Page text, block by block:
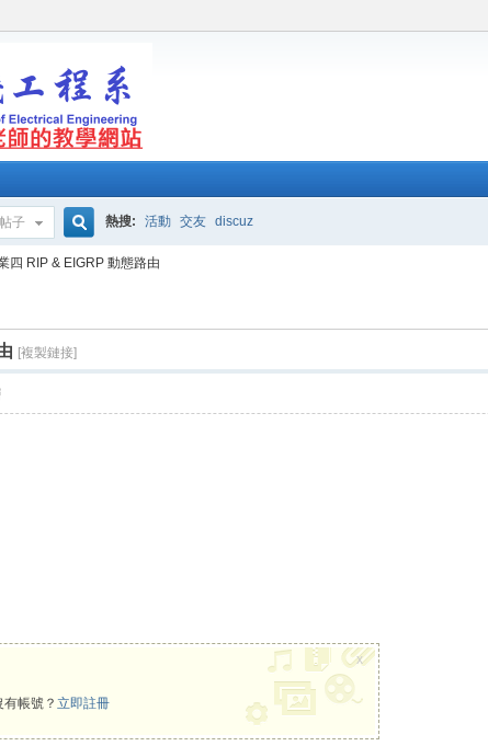
帖子
搜
索
熱搜: 活動 交友 discuz
四 RIP & EIGRP 動態路由
[複製鏈接]
有帳號？立即註冊
x